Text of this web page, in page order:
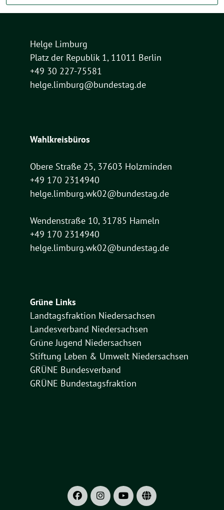
Helge Limburg
Platz der Republik 1, 11011 Berlin
+49 30 227-75581
helge.limburg@bundestag.de
Wahlkreisbüros
Obere Straße 25, 37603 Holzminden
+49 170 2314940
helge.limburg.wk02@bundestag.de
Wendenstraße 10, 31785 Hameln
+49 170 2314940
helge.limburg.wk02@bundestag.de
Grüne Links
Landtagsfraktion Niedersachsen
Landesverband Niedersachsen
Grüne Jugend Niedersachsen
Stiftung Leben & Umwelt Niedersachsen
GRÜNE Bundesverband
GRÜNE Bundestagsfraktion